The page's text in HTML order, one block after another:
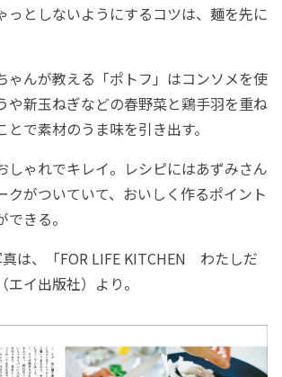
っとしないようにするコツは、麺を先に
ゃんが教える「ポトフ」はコンソメを使
や新玉ねぎなどの春野菜と鶏手羽を重ね
で素材のうま味を引き出す。
しゃれでキレイ。レシピにはあずみさん
クがついていて、おいしく作るポイント
きる。
は、「FOR LIFE KITCHEN わたしだ
イ出版社）より。